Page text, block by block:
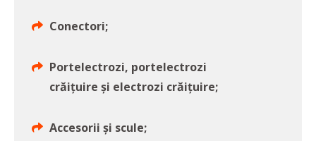
Conectori;
Portelectrozi, portelectrozi
crăițuire și electrozi crăițuire;
Accesorii și scule;